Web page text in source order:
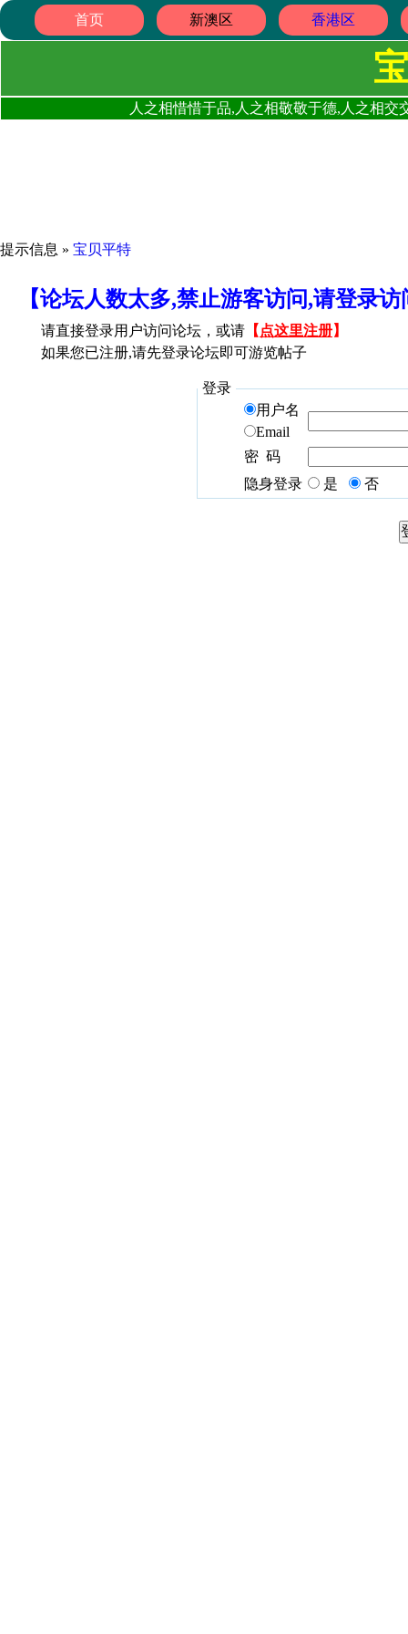
首页 新澳区 香港区
人之相惜惜于品,人之相敬敬于德,人之相
提示信息 » 宝贝平特
【论坛人数太多,禁止游客访问,请登录
请直接登录用户访问论坛，或请 【 点这里注册】
如果您已注册,请先登录论坛即可游览帖子
登录
用户名
Email
密 码
隐身登录
是 否